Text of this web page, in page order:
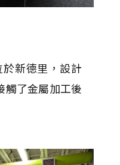
新德里，設計
觸了金屬加工後